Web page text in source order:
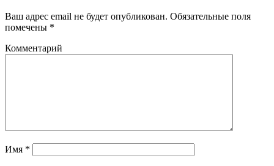
Ваш адрес email не будет опубликован. Обязательные поля
помечены *
Комментарий
Имя *